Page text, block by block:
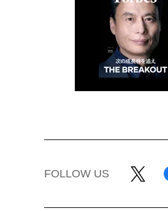
FOLLOW US